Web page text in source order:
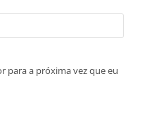
para a próxima vez que eu